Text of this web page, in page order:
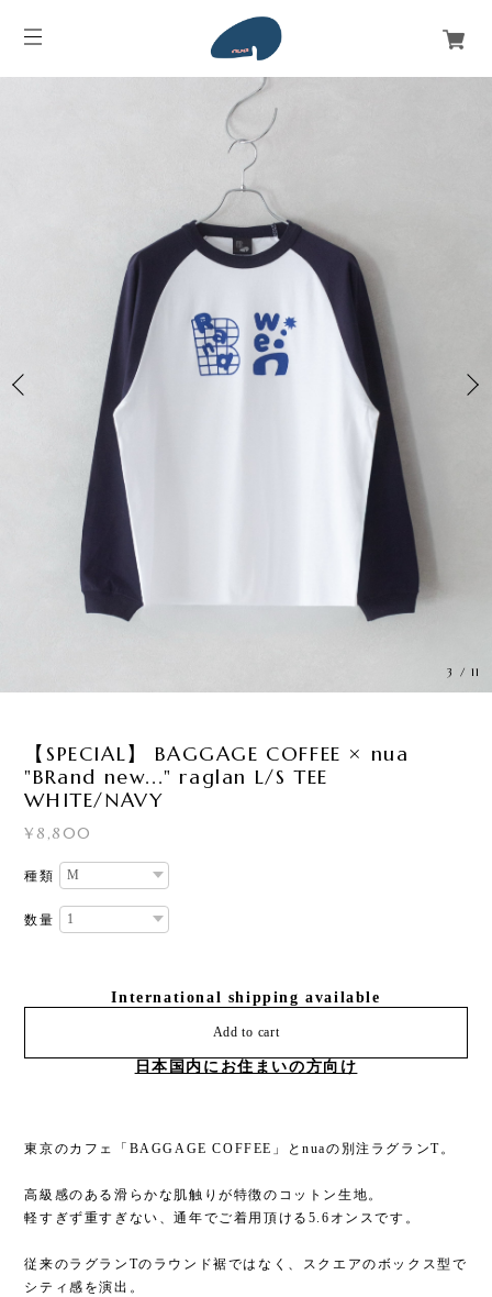
3 / 11
【SPECIAL】 BAGGAGE COFFEE × nua
"BRand new..." raglan L/S TEE
WHITE/NAVY
¥8,800
種類
数量
International shipping available
Add to cart
日本国内にお住まいの方向け
東京のカフェ「BAGGAGE COFFEE」とnuaの別注ラグランT。
高級感のある滑らかな肌触りが特徴のコットン生地。
軽すぎず重すぎない、通年でご着用頂ける5.6オンスです。
従来のラグランTのラウンド裾ではなく、スクエアのボックス型で
シティ感を演出。